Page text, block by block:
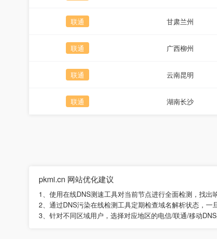
联通 甘肃兰州
联通 广西柳州
联通 云南昆明
联通 湖南长沙
pkmi.cn 网站优化建议
1、使用在线DNS测速工具对当前节点进行全面检测，找
2、通过DNS污染在线检测工具定期检查域名解析状态，
3、针对不同区域用户，选择对应地区的电信/联通/移动